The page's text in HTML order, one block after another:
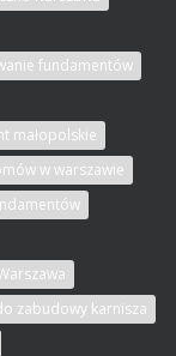
fundamentów
małopolskie
w warszawie
zabudowy karnisza